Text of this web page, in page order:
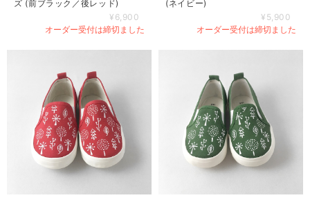
ズ (前ブラック／後レッド)
¥6,900
オーダー受付は締切ました
(ネイビー)
¥5,900
オーダー受付は締切ました